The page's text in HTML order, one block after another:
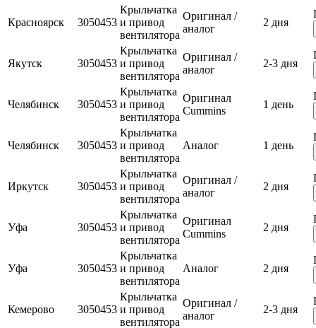
Красноярск 3050453
Крыльчатка
и привод
вентилятора
Оригинал /
аналог
2 дня
Якутск 3050453
Крыльчатка
и привод
вентилятора
Оригинал /
аналог
2-3 дня
Челябинск 3050453
Крыльчатка
и привод
вентилятора
Оригинал
Cummins
1 день
Челябинск 3050453
Крыльчатка
и привод
вентилятора
Аналог 1 день
Иркутск 3050453
Крыльчатка
и привод
вентилятора
Оригинал /
аналог
2 дня
Уфа 3050453
Крыльчатка
и привод
вентилятора
Оригинал
Cummins
2 дня
Уфа 3050453
Крыльчатка
и привод
вентилятора
Аналог 2 дня
Кемерово 3050453
Крыльчатка
и привод
вентилятора
Оригинал /
аналог
2-3 дня